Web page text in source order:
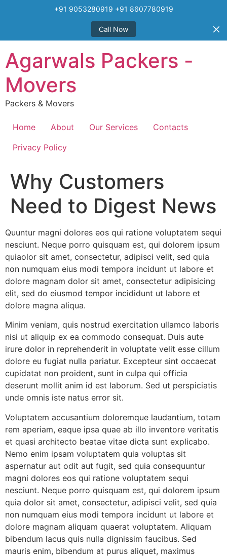
+91 9053280919 +91 8607780919
Call Now
content
Agarwals Packers -
Movers
Packers & Movers
Home About Our Services
Contacts
Privacy Policy
Why Customers
Need to Digest News
Quuntur magni dolores eos qui ratione voluptatem sequi
nesciunt. Neque porro quisquam est, qui dolorem ipsum
quiaolor sit amet, consectetur, adipisci velit, sed quia
non numquam eius modi tempora incidunt ut labore et
dolore magnam dolor sit amet, consectetur adipisicing
elit, sed do eiusmod tempor incididunt ut labore et
dolore magna aliqua.
Minim veniam, quis nostrud exercitation ullamco laboris
nisi ut aliquip ex ea commodo consequat. Duis aute
irure dolor in reprehenderit in voluptate velit esse cillum
dolore eu fugiat nulla pariatur. Excepteur sint occaecat
cupidatat non proident, sunt in culpa qui officia
deserunt mollit anim id est laborum. Sed ut perspiciatis
unde omnis iste natus error sit.
Voluptatem accusantium doloremque laudantium, totam
rem aperiam, eaque ipsa quae ab illo inventore veritatis
et quasi architecto beatae vitae dicta sunt explicabo.
Nemo enim ipsam voluptatem quia voluptas sit
aspernatur aut odit aut fugit, sed quia consequuntur
magni dolores eos qui ratione voluptatem sequi
nesciunt. Neque porro quisquam est, qui dolorem ipsum
quia dolor sit amet, consectetur, adipisci velit, sed quia
non numquam eius modi tempora incidunt ut labore et
dolore magnam aliquam quaerat voluptatem. Aliquam
bibendum lacus quis nulla dignissim faucibus. Sed
mauris enim, bibendum at purus aliquet, maximus